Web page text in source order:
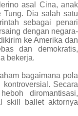
asal Cina, anak
Tung. Dia salah satu
sebagai penari
dengan negara-
ke Amerika dan
dan demokratis,
bekerja.
bagaimana pola
Secara
diromantisasi,
skill ballet aktornya